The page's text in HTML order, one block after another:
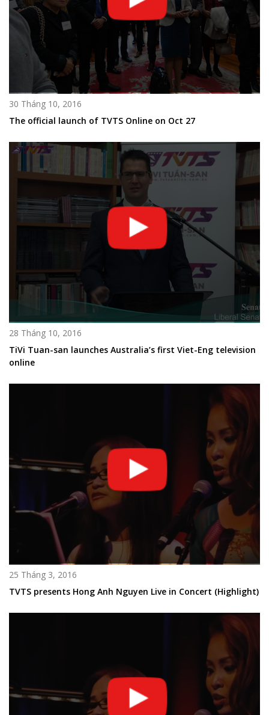
30 Tháng 10, 2016
The official launch of TVTS Online on Oct 27
28 Tháng 10, 2016
TiVi Tuan-san launches Australia’s first Viet-Eng television
online
25 Tháng 3, 2016
TVTS presents Hong Anh Nguyen Live in Concert (Highlight)